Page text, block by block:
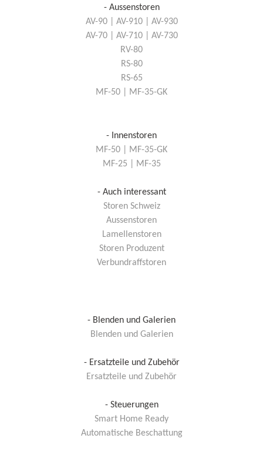
- Aussenstoren
AV-90 | AV-910 | AV-930
AV-70 | AV-710 | AV-730
RV-80
RS-80
RS-65
MF-50 | MF-35-GK
- Innenstoren
MF-50 | MF-35-GK
MF-25 | MF-35
- Auch interessant
Storen Schweiz
Aussenstoren
Lamellenstoren
Storen Produzent
Verbundraffstoren
- Blenden und Galerien
Blenden und Galerien
- Ersatzteile und Zubehör
Ersatzteile und Zubehör
- Steuerungen
Smart Home Ready
Automatische Beschattung